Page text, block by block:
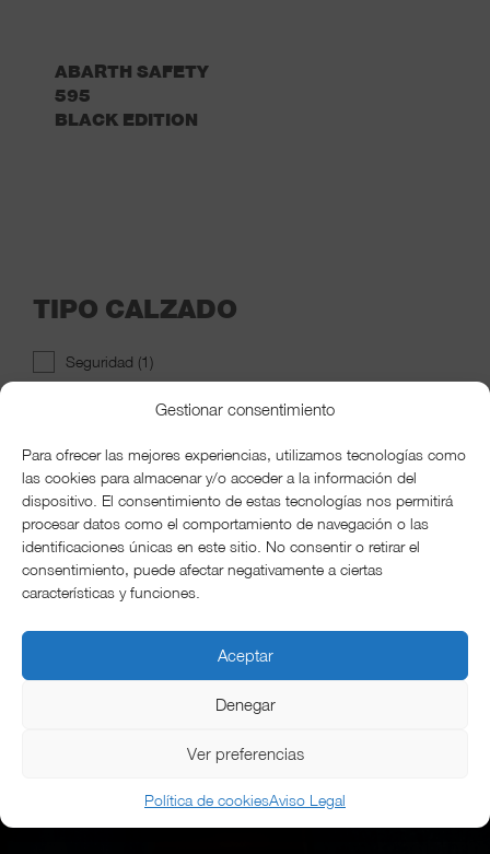
Gestionar consentimiento
Para ofrecer las mejores experiencias, utilizamos tecnologías como
las cookies para almacenar y/o acceder a la información del
dispositivo. El consentimiento de estas tecnologías nos permitirá
procesar datos como el comportamiento de navegación o las
identificaciones únicas en este sitio. No consentir o retirar el
consentimiento, puede afectar negativamente a ciertas
características y funciones.
Aceptar
Denegar
Ver preferencias
Política de cookiesAviso Legal
ABARTH SAFETY
595
BLACK EDITION
TIPO CALZADO
Seguridad (1)
COLOR
Black
VER CATÁLOGO